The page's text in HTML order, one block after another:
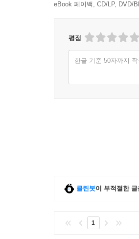
eBook 페이백, CD/LP, DVD/
평점
한글 기준 50자까지
클린봇이 부적절한
1